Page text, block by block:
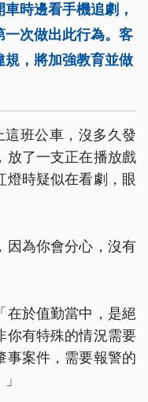
時邊看手機追劇，
一次做出此行為。客
，將加強教育並做
班公車，沒多久發
放了一支正在播放戲
燈時疑似在看劇，眼
因為你會分心，沒有
在於值勤當中，是絕
你有特殊的情況需要
事案件，需要報警的